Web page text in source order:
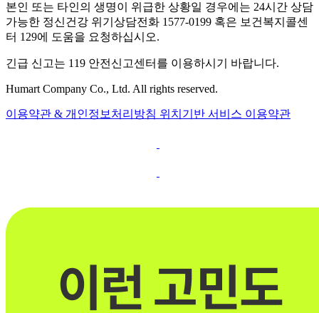
본인 또는 타인의 생명이 위급한 상황일 경우에는 24시간 상담
가능한 정신건강 위기상담전화 1577-0199 혹은 보건복지콜센
터 129에 도움을 요청하십시오.
긴급 신고는 119 안전신고센터를 이용하시기 바랍니다.
Humart Company Co., Ltd. All rights reserved.
이용약관 & 개인정보처리방침 위치기반 서비스 이용약관